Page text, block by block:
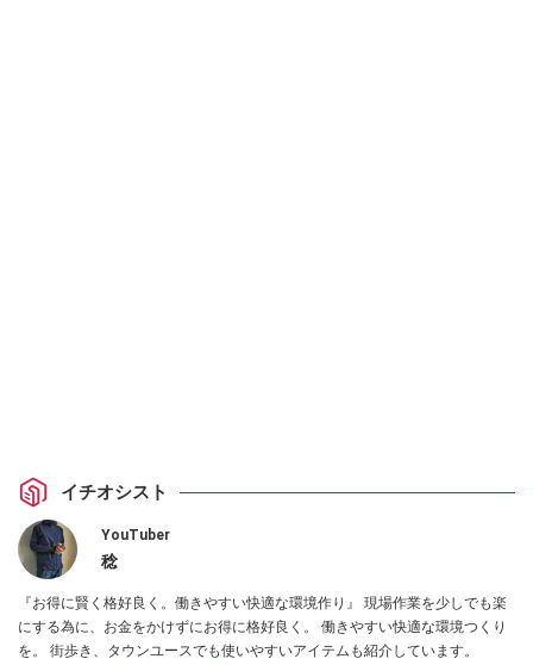
イチオシスト
YouTuber
稔
『お得に賢く格好良く。働きやすい快適な環境作り』 現場作業を少しでも楽
にする為に、お金をかけずにお得に格好良く。 働きやすい快適な環境つくり
を。 街歩き、タウンユースでも使いやすいアイテムも紹介しています。